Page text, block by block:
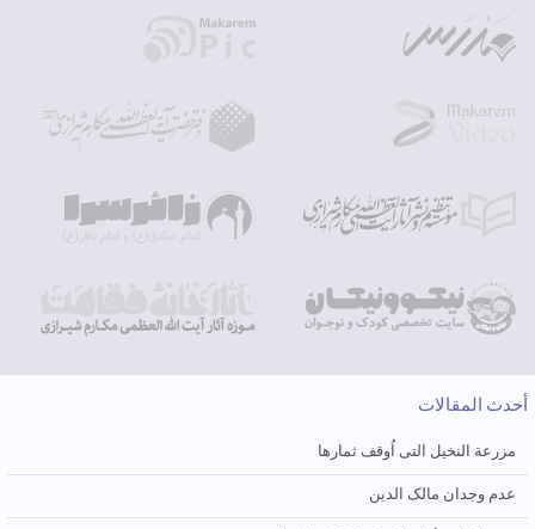
أحدث المقالات
مزرعة النخیل التی اُوقف ثمارها
عدم وجدان مالک الدین